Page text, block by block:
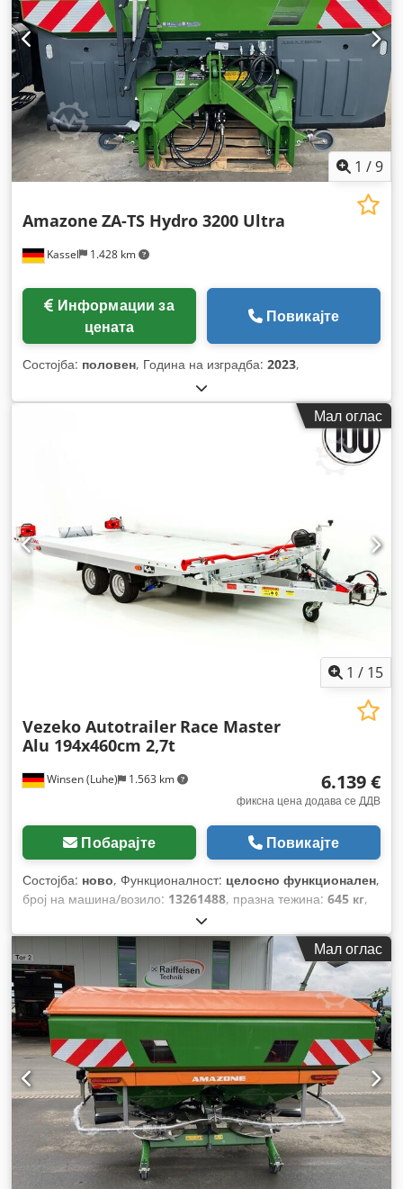
1 /9
Kassel 1.428 km
Amazone ZA-TS Hydro 3200 Ultra
цената
Повикајте
Состојба: половен, Година на изградба: 2023,
Мал оглас
1 / 15
Winsen (Luhe) 1.563 km
Vezeko Autotrailer Race Master
Alu 194x460cm 2,7t
6.139 €
фиксна цена додава се ДДВ
Побарајте Повикајте
Состојба: ново, Функционалност: целосно функционален,
број на машина/возило: 13261488, празна тежина: 645 кг,
максимална носивост на товар:
2.700 кг, конфигурација на оските:3 оски, должина на
товарниот простор:
4.620 мм, ширина на товарниот
простор:
1.940 мм , висина на просторот за товарење:40
, Година на изградба:2026,
Мал оглас